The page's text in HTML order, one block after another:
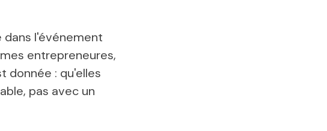
dans l'événement
entrepreneures,
donnée : qu'elles
pas avec un